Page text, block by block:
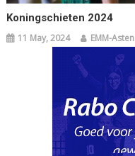
Koningschieten 2024
11 May, 2024 EMM-Asten